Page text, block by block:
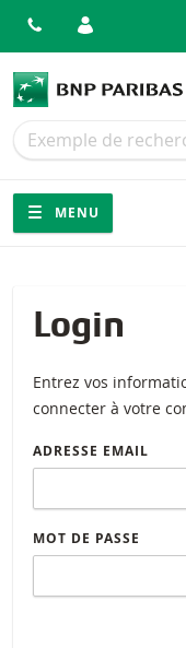
Recherche
Navigation
MENU
Login
Entrez vos
connecter à votre
ADRESSE EMAIL
MOT DE PASSE